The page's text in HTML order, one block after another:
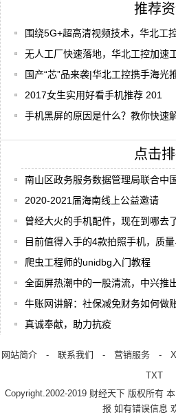
推荐
围绕5G+超高清视频技术，华北工
无人工厂快速落地，华北工控加速
国产“芯”品来袭|华北工控携手海光
2017女生实用好看手机推荐 201
手机黑屏的原因是什么？教你快速解
点击
南山区政务服务数据管理局联合中
2020-2021届海南线上公益邀请
曾经大火的手机配件，现在到哪去
目前值得入手的4款拍照手机，质
爬虫工程师的unidbg入门教程
全面屏热潮中的一股清流，中兴推
牛账网讲解：社保减免财务如何做账
真诚奉献，助力抗疫
网站简介- 联系我们 - 营销服务-
TXT
Copyright.2002-2019 财经天下 版权所有
报 如有错误信息